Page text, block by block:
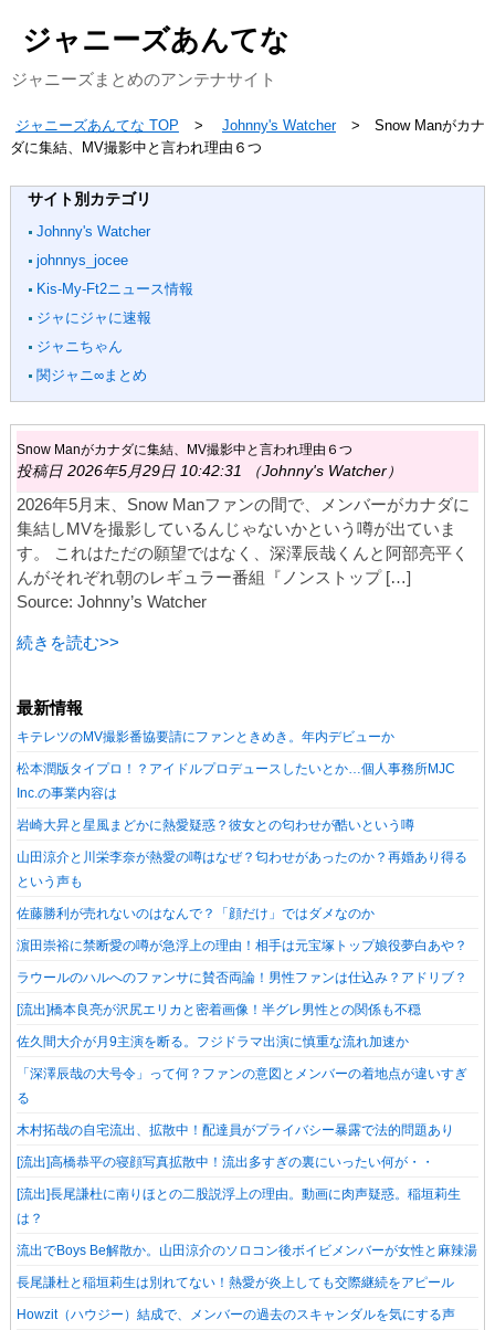
ジャニーズあんてな
ジャニーズまとめのアンテナサイト
ジャニーズあんてな TOP Johnny's Watcher
Snow Manがカナ
ダに集結、MV撮影中と言われ理由６つ
サイト別カテゴリ
Johnny's Watcher
johnnys_jocee
Kis-My-Ft2ニュース情報
ジャにジャに速報
ジャニちゃん
関ジャニ∞まとめ
Snow Manがカナダに集結、MV撮影中と言われ理由６つ
投稿日 2026年5月29日 10:42:31 （Johnny's Watcher）
2026年5月末、Snow Manファンの間で、メンバーがカナダに
集結しMVを撮影しているんじゃないかという噂が出ていま
す。 これはただの願望ではなく、深澤辰哉くんと阿部亮平く
んがそれぞれ朝のレギュラー番組『ノンストップ […]
Source: Johnny’s Watcher
続きを読む>>
最新情報
キテレツのMV撮影番協要請にファンときめき。年内デビューか
松本潤版タイプロ！？アイドルプロデュースしたいとか…個人事務所MJC
Inc.の事業内容は
岩崎大昇と星風まどかに熱愛疑惑？彼女との匂わせが酷いという噂
山田涼介と川栄李奈が熱愛の噂はなぜ？匂わせがあったのか？再婚あり得る
という声も
佐藤勝利が売れないのはなんで？「顔だけ」ではダメなのか
濵田崇裕に禁断愛の噂が急浮上の理由！相手は元宝塚トップ娘役夢白あや？
ラウールのハルへのファンサに賛否両論！男性ファンは仕込み？アドリブ？
[流出]橋本良亮が沢尻エリカと密着画像！半グレ男性との関係も不穏
佐久間大介が月9主演を断る。フジドラマ出演に慎重な流れ加速か
「深澤辰哉の大号令」って何？ファンの意図とメンバーの着地点が違いすぎ
る
木村拓哉の自宅流出、拡散中！配達員がプライバシー暴露で法的問題あり
[流出]高橋恭平の寝顔写真拡散中！流出多すぎの裏にいったい何が・・
[流出]長尾謙杜に南りほとの二股説浮上の理由。動画に肉声疑惑。稲垣莉生
は？
流出でBoys Be解散か。山田涼介のソロコン後ボイビメンバーが女性と麻辣湯
長尾謙杜と稲垣莉生は別れてない！熱愛が炎上しても交際継続をアピール
Howzit（ハウジー）結成で、メンバーの過去のスキャンダルを気にする声